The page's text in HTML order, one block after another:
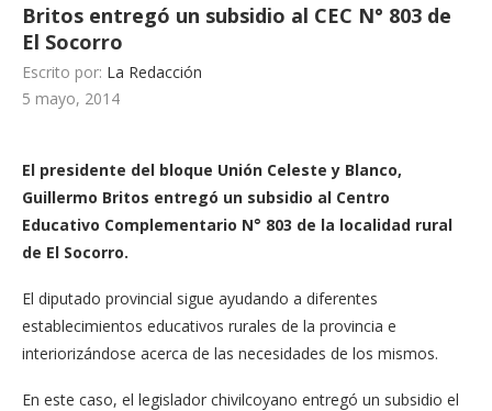
Britos entregó un subsidio al CEC N° 803 de
El Socorro
Escrito por: La Redacción
5 mayo, 2014
El presidente del bloque Unión Celeste y Blanco,
Guillermo Britos entregó un subsidio al Centro
Educativo Complementario N° 803 de la localidad rural
de El Socorro.
El diputado provincial sigue ayudando a diferentes
establecimientos educativos rurales de la provincia e
interiorizándose acerca de las necesidades de los mismos.
En este caso, el legislador chivilcoyano entregó un subsidio el